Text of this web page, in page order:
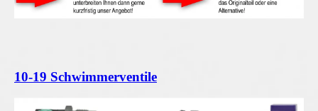
10-19 Schwimmerventile